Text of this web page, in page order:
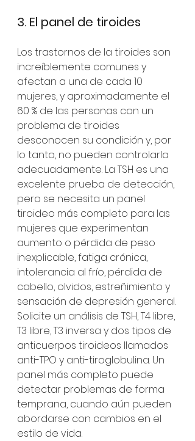
3. El panel de tiroides
Los trastornos de la tiroides son
increíblemente comunes y
afectan a una de cada 10
mujeres, y aproximadamente el
60 % de las personas con un
problema de tiroides
desconocen su condición y, por
lo tanto, no pueden controlarla
adecuadamente. La TSH es una
excelente prueba de detección,
pero se necesita un panel
tiroideo más completo para las
mujeres que experimentan
aumento o pérdida de peso
inexplicable, fatiga crónica,
intolerancia al frío, pérdida de
cabello, olvidos, estreñimiento y
sensación de depresión general.
Solicite un análisis de TSH, T4 libre,
T3 libre, T3 inversa y dos tipos de
anticuerpos tiroideos llamados
anti-TPO y anti-tiroglobulina. Un
panel más completo puede
detectar problemas de forma
temprana, cuando aún pueden
abordarse con cambios en el
estilo de vida.